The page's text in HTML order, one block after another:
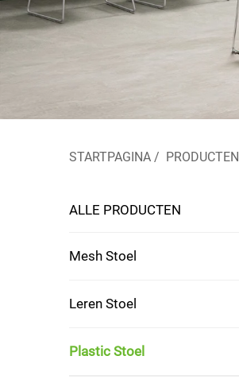
STARTPAGINA / PRODUCTEN
ALLE PRODUCTEN
Mesh Stoel
Leren Stoel
Plastic Stoel